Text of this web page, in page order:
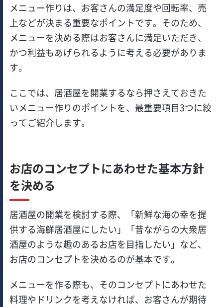
メニュー作りは、お客さんの満足度や回転率、売
上などが決まる重要なポイントです。そのため、
メニューを決める際はお客さんに満足いただき、
かつ利益もあげられるように考える必要がありま
す。
ここでは、居酒屋を開業するなら押さえておきた
いメニュー作りのポイントを、最重要項目3つに絞
ってご紹介します。
お店のコンセプトにあわせた基本方針
を決める
居酒屋の開業を検討する際、「新鮮な海の幸を提
供する海鮮居酒屋にしたい」「昔ながらの大衆居
酒屋のような趣のあるお店を目指したい」など、
お店のコンセプトを決めるのが基本です。
メニューを作る際も、そのコンセプトにあわせた
料理やドリンクを考えなければ、お客さんが期待